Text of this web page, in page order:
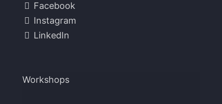
Facebook
Instagram
LinkedIn
Workshops